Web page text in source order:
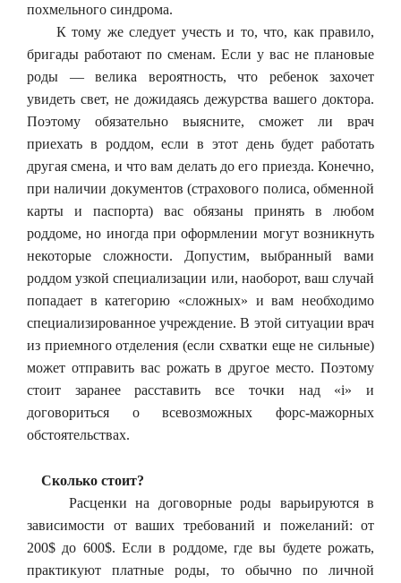
похмельного синдрома.
К тому же следует учесть и то, что, как правило,
бригады работают по сменам. Если у вас не плановые
роды — велика вероятность, что ребенок захочет
увидеть свет, не дожидаясь дежурства вашего доктора.
Поэтому обязательно выясните, сможет ли врач
приехать в роддом, если в этот день будет работать
другая смена, и что вам делать до его приезда. Конечно,
при наличии документов (страхового полиса, обменной
карты и паспорта) вас обязаны принять в любом
роддоме, но иногда при оформлении могут возникнуть
некоторые сложности. Допустим, выбранный вами
роддом узкой специализации или, наоборот, ваш случай
попадает в категорию «сложных» и вам необходимо
специализированное учреждение. В этой ситуации врач
из приемного отделения (если схватки еще не сильные)
может отправить вас рожать в другое место. Поэтому
стоит заранее расставить все точки над «i» и
договориться о всевозможных форс-мажорных
обстоятельствах.
Сколько стоит?
Расценки на договорные роды варьируются в
зависимости от ваших требований и пожеланий: от
200$ до 600$. Если в роддоме, где вы будете рожать,
практикуют платные роды, то обычно по личной